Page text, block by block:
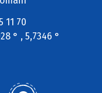
11 70
° , 5,7346 °